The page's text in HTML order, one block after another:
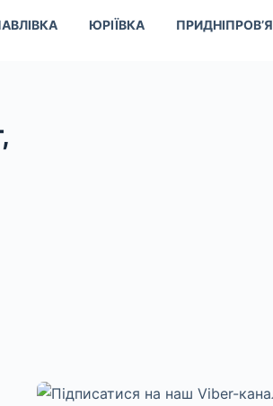
ЮРІЇВКА ПРИДНІПРОВ’Я